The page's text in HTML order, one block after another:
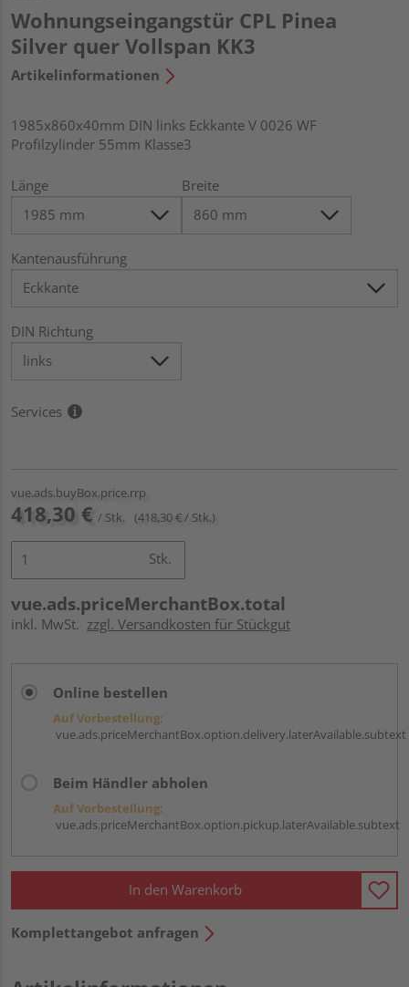
Wohnungseingangstür CPL Pinea
Silver quer Vollspan KK3
Artikelinformationen
1985x860x40mm DIN links Eckkante V 0026 WF
Profilzylinder 55mm Klasse3
Länge Breite
Kantenausführung
DIN Richtung
Services
vue.ads.buyBox.price.rrp
418,30 € / Stk. (418,30 € / Stk.)
Stk.
vue.ads.priceMerchantBox.total
inkl. MwSt. zzgl. Versandkosten für Stückgut
Online bestellen
Auf Vorbestellung:
vue.ads.priceMerchantBox.option.delivery.laterAvailable.subtext
Beim Händler abholen
Auf Vorbestellung:
vue.ads.priceMerchantBox.option.pickup.laterAvailable.subtext
In den Warenkorb
Komplettangebot anfragen